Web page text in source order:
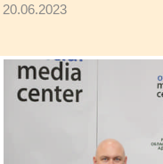
20.06.2023